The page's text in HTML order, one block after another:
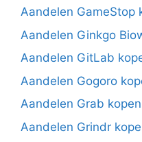
Aandelen GameStop
Aandelen Ginkgo
Aandelen GitLab
Aandelen Gogoro
Aandelen Grab kopen
Aandelen Grindr